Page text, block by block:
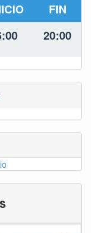
FIN
20:00